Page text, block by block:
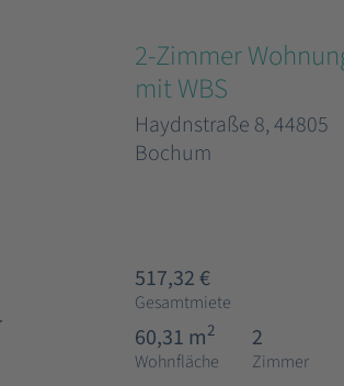
2-Zimmer
mit WBS
Haydnstraße 8, 44805
Bochum
517,32 €
Gesamtmiete
60,31 m2
Wohnfläche
2
Zimmer